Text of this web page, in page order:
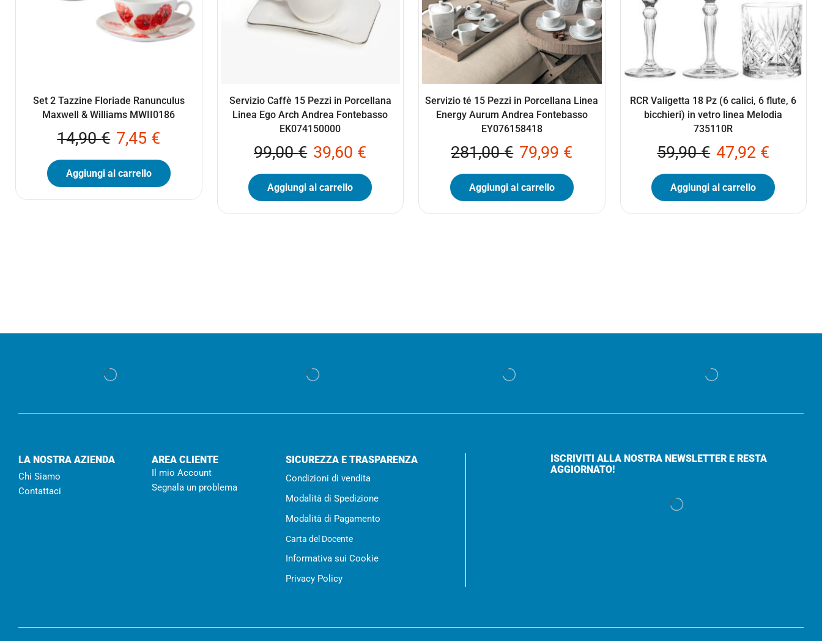
Set 2 Tazzine Floriade Ranunculus
Maxwell & Williams MWII0186
14,90€ 7,45 €
Aggiungi al carrello
Servizio Caffè 15 Pezzi in Porcellana
Linea Ego Arch Andrea Fontebasso
EK074150000
99,00€ 39,60 €
Aggiungi al carrello
Servizio té 15 Pezzi in Porcellana Linea
Energy Aurum Andrea Fontebasso
EY076158418
281,00€ 79,99 €
Aggiungi al carrello
RCR Valigetta 18 Pz (6 calici, 6 flute, 6
bicchieri) in vetro linea Melodia
735110R
59,90€ 47,92 €
Aggiungi al carrello
LA NOSTRA AZIENDA
Chi Siamo
Contattaci
AREA CLIENTE
Il mio Account
Segnala un problema
SICUREZZA E TRASPARENZA
Condizioni di vendita
Modalità di Spedizione
Modalità di Pagamento
Carta del Docente
Informativa sui Cookie
Privacy Policy
ISCRIVITI ALLA NOSTRA NEWSLETTER E RESTA
AGGIORNATO!